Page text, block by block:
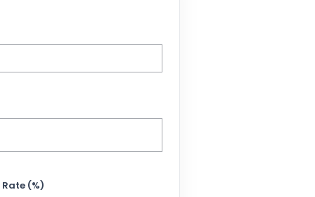
(%)